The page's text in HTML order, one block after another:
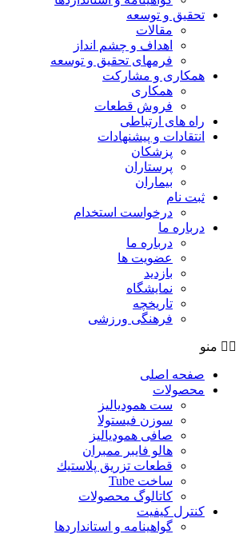
تحقيق و توسعه
مقالات
اهداف و چشم انداز
فرمهای تحقیق و توسعه
همکاری و مشارکت
همکاری
فروش قطعات
راه های ارتباطی
انتقادات و پيشنهادات
پزشكان
پرستاران
بيماران
ثبت نام
درخواست استخدام
درباره ما
درباره ما
عضویت ها
بازدید
نمایشگاه
تاريخچه
فرهنگی ورزشی
منو
صفحه اصلی
محصولات
ست همودیالیز
سوزن فیستولا
صافی همودیالیز
هالو فایبر ممبران
قطعات تزريق پلاستيك
ساخت Tube
کاتالوگ محصولات
کنترل کیفیت
گواهينامه و استانداردها